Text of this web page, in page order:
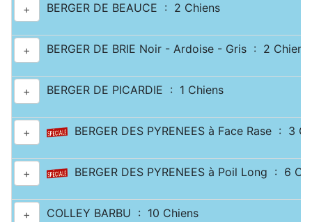
+ BERGER DE BEAUCE : 2 Chiens
+ BERGER DE BRIE Noir - Ardoise - Gris : 2 Chiens
+ BERGER DE PICARDIE : 1 Chiens
+ BERGER DES PYRENEES à Face Rase : 3
+ BERGER DES PYRENEES à Poil Long : 6
+ COLLEY BARBU : 10 Chiens